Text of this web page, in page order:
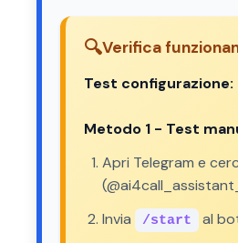
🔍Verifica
Test configurazione:
Metodo 1 - Test
Apri Telegram e
Invia
/start
al